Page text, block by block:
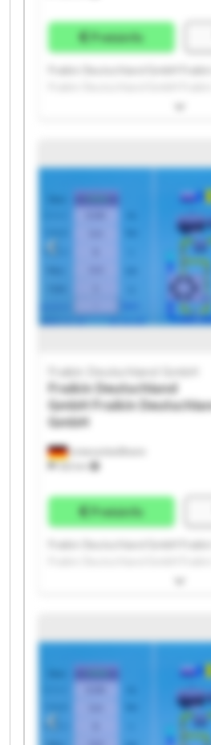
Preisinfo
Fraikin Deutschland GmbH
Fraikin Deutschland GmbH
Fraikin Deutschland GmbH
Fraikin Deutschland GmbH
Fraikin Deutschland GmbH
Fraikin Deutschland GmbH
Fraikin Deutschland GmbH
Unterschleißheim
332 km
Fraikin Deutschland GmbH
Fraikin Deutschland
GmbHFraikin
GmbH
Preisinfo
Fraikin Deutschland GmbH
Fraikin Deutschland GmbH
Fraikin Deutschland GmbH
Fraikin Deutschland GmbH
Fraikin Deutschland GmbH
Fraikin Deutschland GmbH
Fraikin Deutschland GmbH